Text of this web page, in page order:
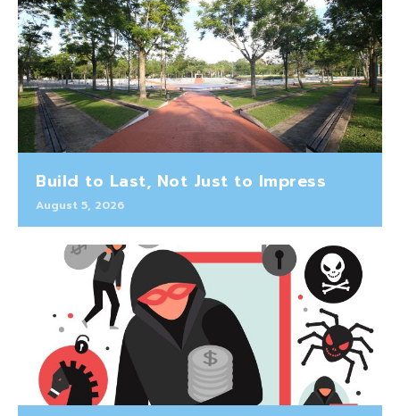
Build to Last, Not Just to Impress
August 5, 2026